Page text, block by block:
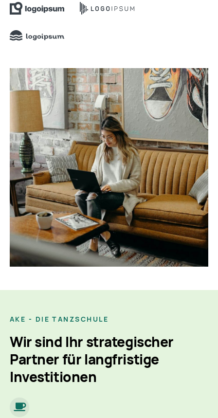
AKE - DIE TANZSCHULE
Wir sind Ihr strategischer
Partnerfür langfristige
Investitionen